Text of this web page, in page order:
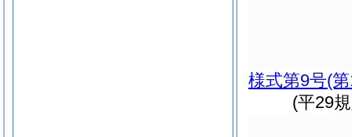
様式第9号(
(平29